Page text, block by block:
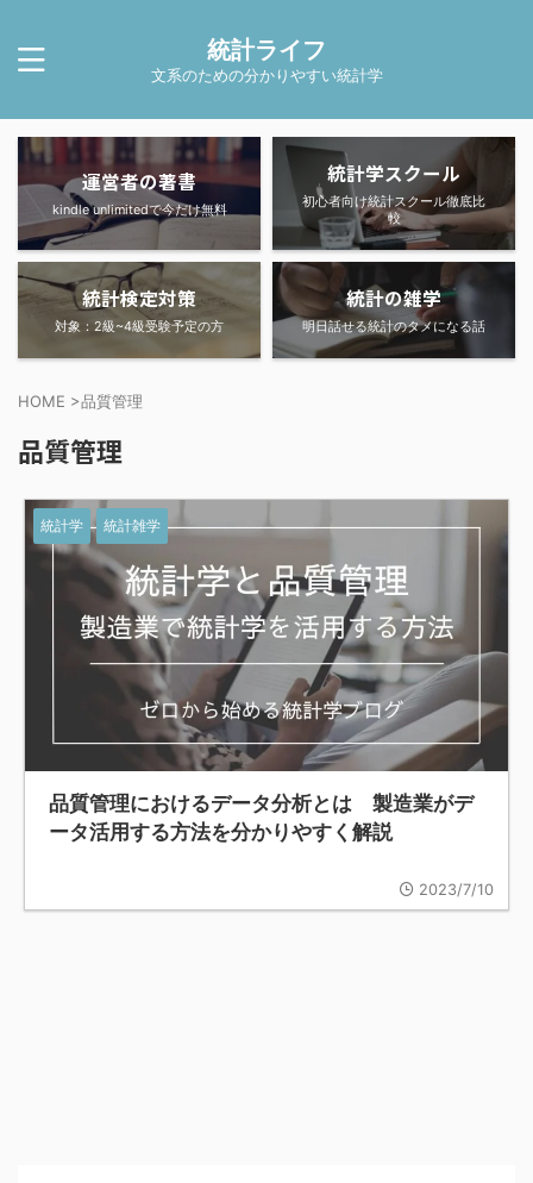
統計ライフ
文系のための分かりやすい統計学
運営者の著書
kindle unlimitedで今だけ無料
統計学スクール
初心者向け統計スクール徹底比
較
統計検定対策
対象：2級~4級受験予定の方
統計の雑学
明日話せる統計のタメになる話
HOME >品質管理
品質管理
統計学 統計雑学
品質管理におけるデータ分析とは 製造業がデ
ータ活用する方法を分かりやすく解説
2023/7/10